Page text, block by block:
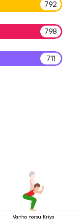
792
798
711
Vanha norsu Kriya